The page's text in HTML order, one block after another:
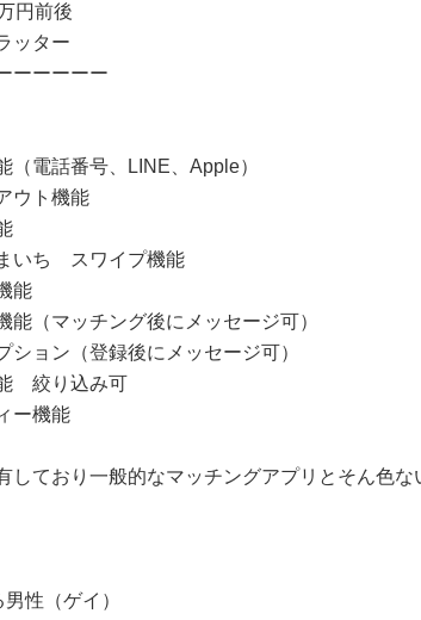
円前後
ッター
ーーーーー
（電話番号、LINE、Apple）
ウト機能
いち スワイプ機能
能
能（マッチング後にメッセージ可）
ション（登録後にメッセージ可）
絞り込み可
ー機能
しており一般的なマッチングアプリとそん色な
性（ゲイ）